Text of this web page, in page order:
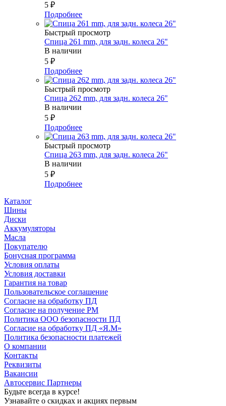
5 ₽
Подробнее
Быстрый просмотр
Спица 261 mm, для задн. колеса 26"
В наличии
5 ₽
Подробнее
Быстрый просмотр
Спица 262 mm, для задн. колеса 26"
В наличии
5 ₽
Подробнее
Быстрый просмотр
Спица 263 mm, для задн. колеса 26"
В наличии
5 ₽
Подробнее
Каталог
Шины
Диски
Аккумуляторы
Масла
Покупателю
Бонусная программа
Условия оплаты
Условия доставки
Гарантия на товар
Пользовательское соглашение
Согласие на обработку ПД
Согласие на получение РМ
Политика ООО безопасности ПД
Согласие на обработку ПД «Я.М»
Политика безопасности платежей
О компании
Контакты
Реквизиты
Вакансии
Автосервис Партнеры
Будьте всегда в курсе!
Узнавайте о скидках и акциях первым